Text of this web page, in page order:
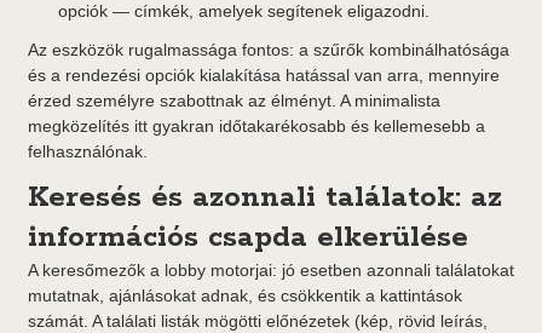
opciók — címkék, amelyek segítenek eligazodni.
Az eszközök rugalmassága fontos: a szűrők kombinálhatósága
és a rendezési opciók kialakítása hatással van arra, mennyire
érzed személyre szabottnak az élményt. A minimalista
megközelítés itt gyakran időtakarékosabb és kellemesebb a
felhasználónak.
Keresés és azonnali találatok: az
információs csapda elkerülése
A keresőmezők a lobby motorjai: jó esetben azonnali találatokat
mutatnak, ajánlásokat adnak, és csökkentik a kattintások
számát. A találati listák mögötti előnézetek (kép, rövid leírás,